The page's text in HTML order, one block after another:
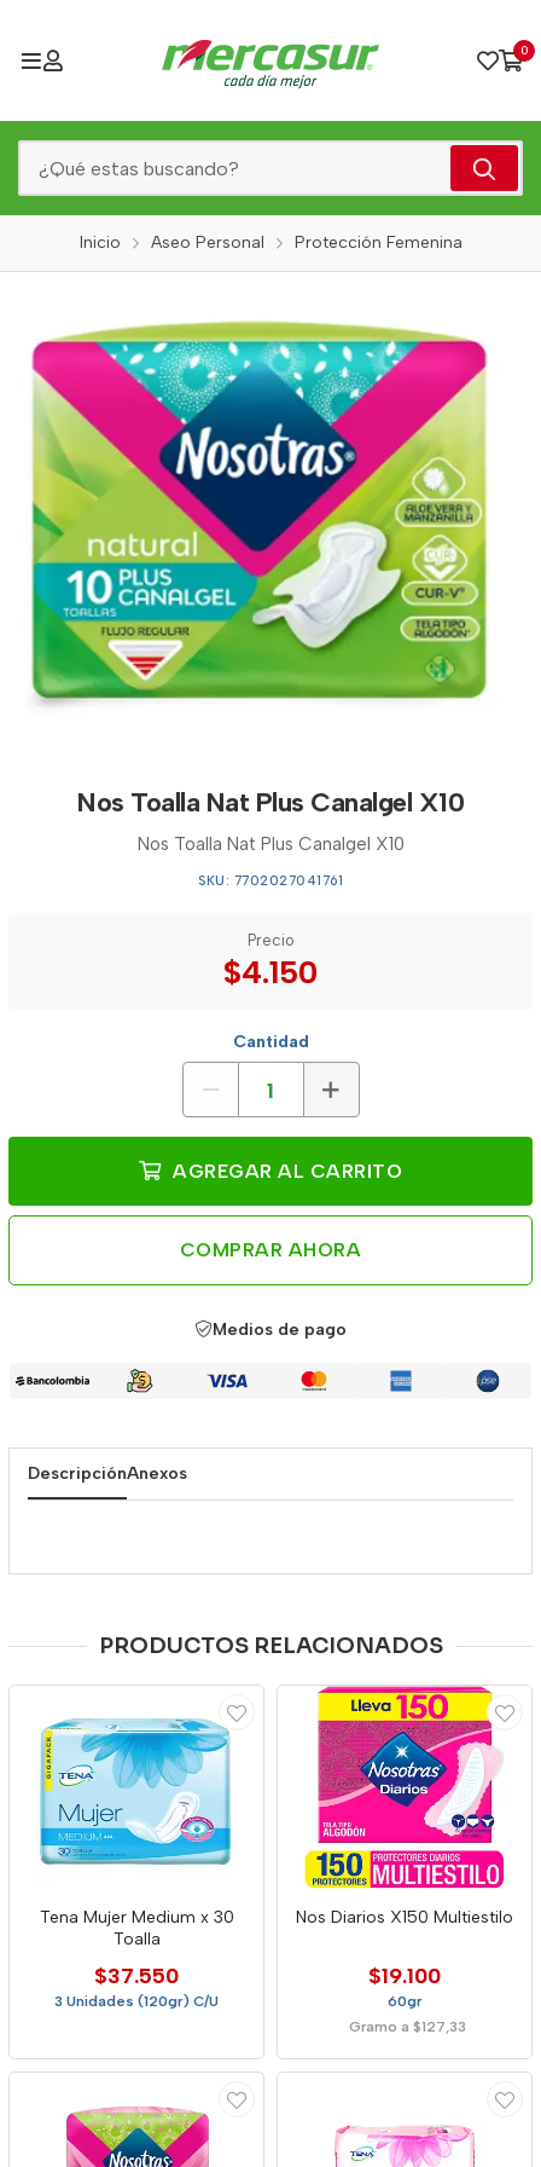
0
Inicio Aseo Personal Protección Femenina
Nos Toalla Nat Plus Canalgel X10
Nos Toalla Nat Plus Canalgel X10
SKU: 7702027041761
Precio
$4.150
Cantidad
AGREGAR AL CARRITO
COMPRAR AHORA
Medios de pago
DescripciónAnexos
PRODUCTOS RELACIONADOS
Tena Mujer Medium x 30
Toalla
$37.550
3 Unidades (120gr) C/U
Nos Diarios X150 Multiestilo
$19.100
60gr
Gramo a $127,33